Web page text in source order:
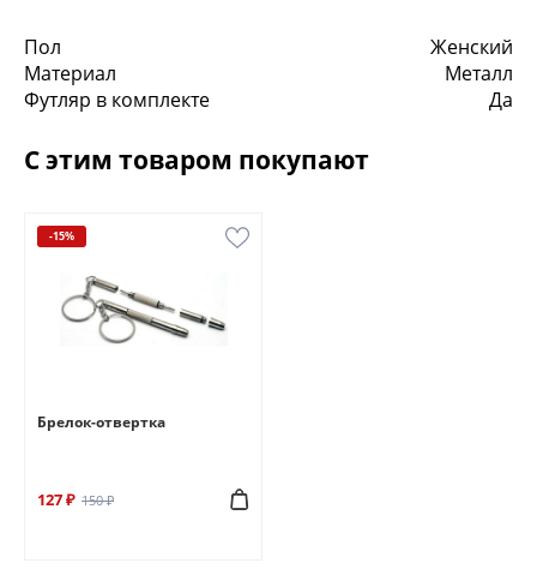
Пол
Женский
Материал
Металл
Футляр в комплекте
Да
С этим товаром покупают
-15%
Брелок-отвертка
127 ₽ 150 ₽